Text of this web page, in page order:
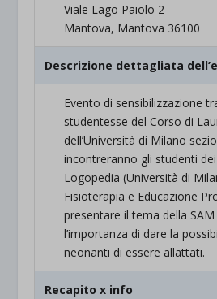
Viale Lago Paiolo 2
Mantova, Mantova 36100
Descrizione dettagliata
Evento di sensibilizzazione
studentesse del Corso di
dell’Università di Milano
incontreranno gli studenti
Logopedia (Università di
Fisioterapia e Educazione
presentare il tema della
l’importanza di dare la
neonanti di essere allattati.
Recapito x info